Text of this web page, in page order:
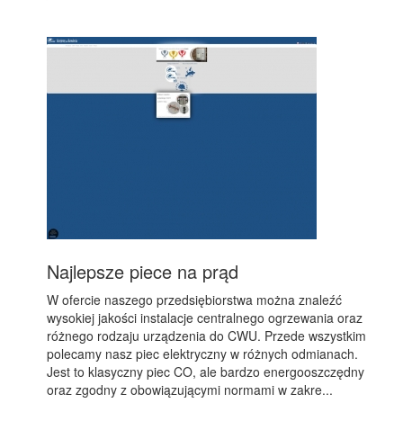
Najlepsze piece na prąd
W ofercie naszego przedsiębiorstwa można znaleźć
wysokiej jakości instalacje centralnego ogrzewania oraz
różnego rodzaju urządzenia do CWU. Przede wszystkim
polecamy nasz piec elektryczny w różnych odmianach.
Jest to klasyczny piec CO, ale bardzo energooszczędny
oraz zgodny z obowiązującymi normami w zakre...